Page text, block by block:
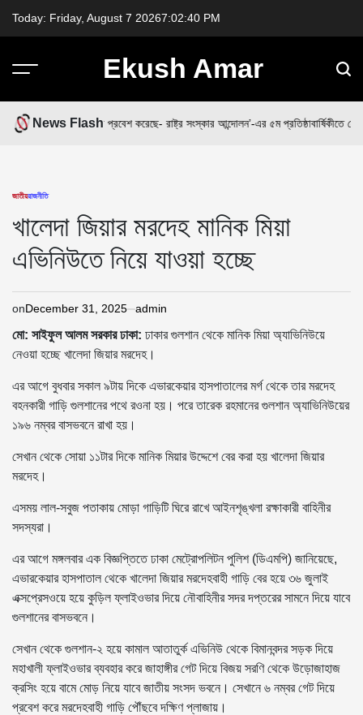
Today: Friday, August 7 20267:02:40 PM
Ekush Amar
News Flash
আজ এক নতুন যুগে প্রবেশ করেছে- রাষ্ট্র সংস্কার আন্দোলন’-এর ৫ম প্রতিষ্ঠাবার্ষিকীতে নেতৃবৃন্দ
POSTED
জাতীয়রাজনীতি
খালেদা জিয়ার মরদেহ মানিক মিয়া
এভিনিউতে নিয়ে যাওয়া হচ্ছে
onDecember 31, 2025 admin
মো: সাইফুল আলম সরকার ঢাকা: ঢাকার গুলশান থেকে মানিক মিয়া অ্যাভিনিউয়ে
নেওয়া হচ্ছে খালেদা জিয়ার মরদেহ।
এর আগে বুধবার সকাল ৯টায় দিকে এভারকেয়ার হাসপাতালের মর্গ থেকে তার মরদেহ
বহনকারী গাড়ি গুলশানের পথে রওনা হয়। পরে তারেক রহমানের গুলশান অ্যাভিনিউয়ের
১৯৬ নম্বর বাসভবনে রাখা হয়।
সেখান থেকে সোয়া ১১টার দিকে মানিক মিয়ার উদ্দেশে বের করা হয় খালেদা জিয়ার
মরদেহ।
এসময় লাল-সবুজ পতাকায় মোড়া গাড়িটি ঘিরে রাখে আইনশৃঙ্খলা রক্ষাকারী বাহিনীর
সদস্যরা।
এর আগে মঙ্গলবার এক বিজ্ঞপ্তিতে ঢাকা মেট্রোপলিটন পুলিশ (ডিএমপি) জানিয়েছে,
এভারকেয়ার হাসপাতাল থেকে খালেদা জিয়ার মরদেহবাহী গাড়ি বের হয়ে ৩৬ জুলাই
এক্সপ্রেসওয়ে হয়ে কুড়িল ফ্লাইওভার দিয়ে নৌবাহিনীর সদর দপ্তরের সামনে দিয়ে যাবে
গুলশানের বাসভবনে।
সেখান থেকে গুলশান-২ হয়ে কামাল আতাতুর্ক এভিনিউ থেকে বিমানবন্দর সড়ক দিয়ে
মহাখালী ফ্লাইওভার ব্যবহার করে জাহাঙ্গীর গেট দিয়ে বিজয় সরণি থেকে উড়োজাহাজ
ক্রসিং হয়ে বামে মোড় নিয়ে যাবে জাতীয় সংসদ ভবনে। সেখানে ৬ নম্বর গেট দিয়ে
প্রবেশ করে মরদেহবাহী গাড়ি পৌঁছবে দক্ষিণ প্লাজায়।